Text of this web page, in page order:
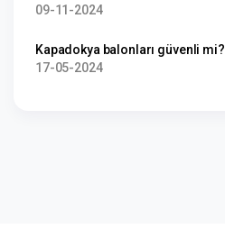
09-11-2024
Kapadokya balonları güvenli mi?
17-05-2024